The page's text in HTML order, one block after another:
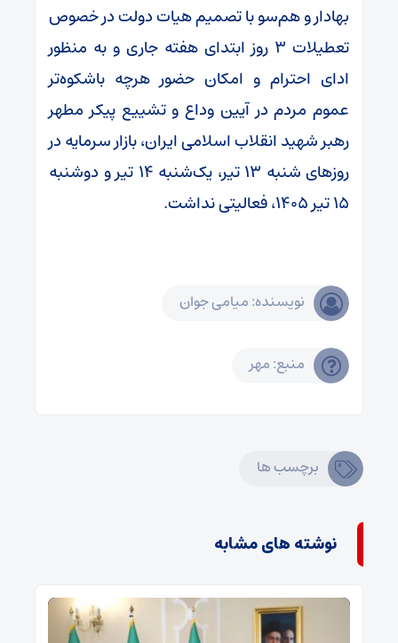
بهادار و هم‌سو با تصمیم هیات‌ دولت در خصوص
تعطیلات ۳ روز ابتدای هفته جاری و به منظور
ادای احترام و امکان حضور هرچه باشکوه‌تر
عموم مردم در آیین وداع و تشییع پیکر مطهر
رهبر شهید انقلاب اسلامی ایران، بازار سرمایه در
روزهای شنبه ۱۳ تیر، یک‌شنبه ۱۴ تیر و دوشنبه
۱۵ تیر ۱۴۰۵، فعالیتی نداشت.
نویسنده: میامی جوان
منبع: مهر
برچسب ها
نوشته های مشابه